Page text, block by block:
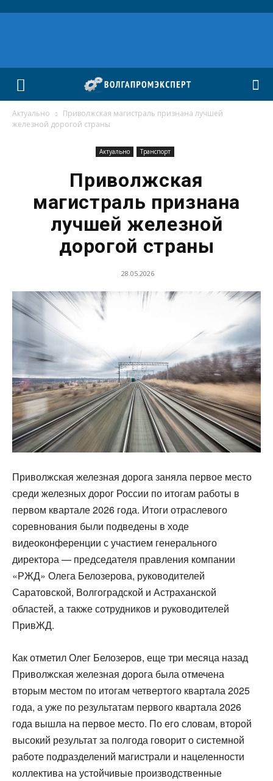
Актуально
Приволжская магистраль признана лучшей
железной дорогой страны
Актуально Транспорт
Приволжская
магистраль признана
лучшей железной
дорогой страны
28.05.2026
Приволжская железная дорога заняла первое место
среди железных дорог России по итогам работы в
первом квартале 2026 года. Итоги отраслевого
соревнования были подведены в ходе
видеоконференции с участием генерального
директора — председателя правления компании
«РЖД» Олега Белозерова, руководителей
Саратовской, Волгоградской и Астраханской
областей, а также сотрудников и руководителей
ПривЖД.
Как отметил Олег Белозеров, еще три месяца назад
Приволжская железная дорога была отмечена
вторым местом по итогам четвертого квартала 2025
года, а уже по результатам первого квартала 2026
года вышла на первое место. По его словам, второй
высокий результат за полгода говорит о системной
работе подразделений магистрали и нацеленности
коллектива на устойчивые производственные